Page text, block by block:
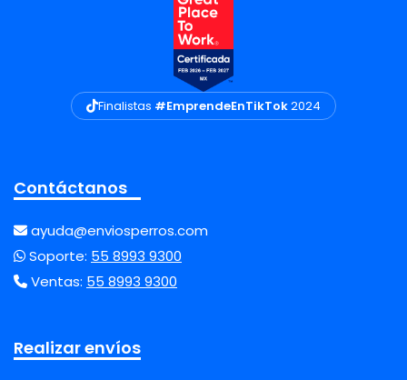
Finalistas #EmprendeEnTikTok2024
Contáctanos
ayuda@enviosperros.com
Soporte: 55 8993 9300
Ventas: 55 8993 9300
Realizar envíos